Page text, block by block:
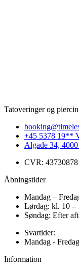
Tatoveringer og
+45 5378 19**
Algade 34,
CVR: 43730878
Åbningstider
Mandag –
Lørdag: kl. 10 –
Søndag: Efter
Svartider:
Mandag -
Information